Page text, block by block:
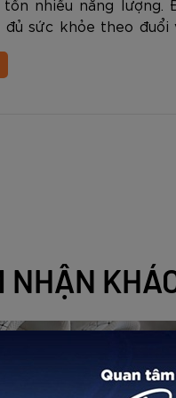
tốn nhiều năng lượng.
đủ sức khỏe theo đuổi
thể thao này, đòi
phải chú trọng đến
NHẬN